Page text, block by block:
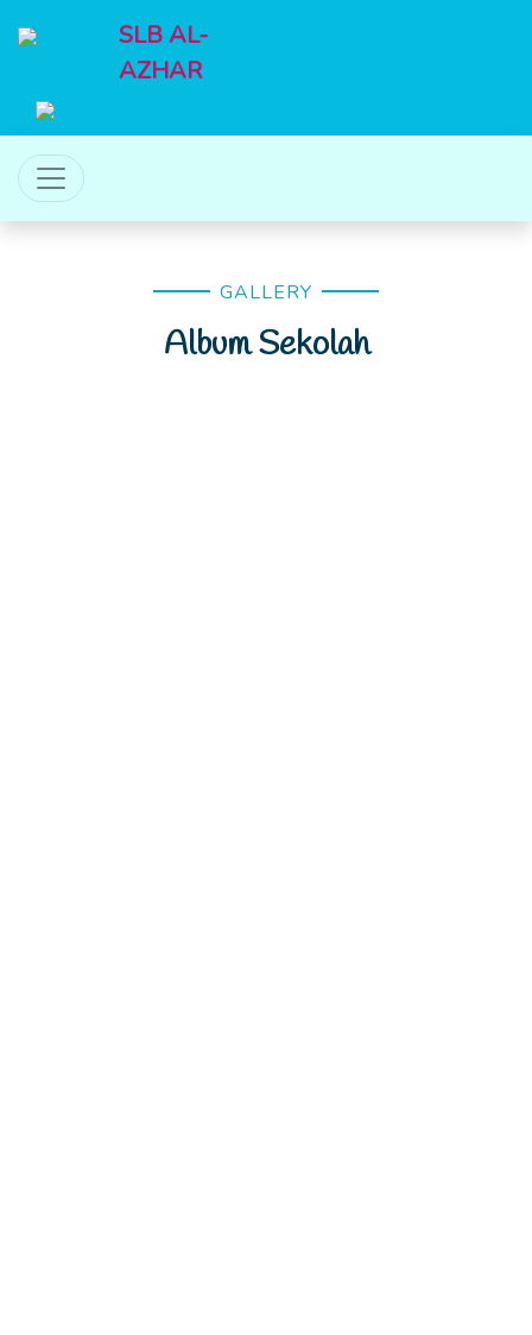
SLB AL-
AZHAR
GALLERY
Album Sekolah